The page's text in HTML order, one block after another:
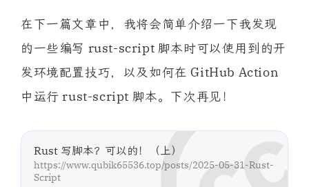
在下一篇文章中，我将会简单介绍一下我发现
的一些编写 rust-script 脚本时可以使用到的开
发环境配置技巧，以及如何在 GitHub Action
中运行 rust-script 脚本。下次再见！
Rust 写脚本？可以的！（上）
https://www.qubik65536.top/posts/2025-05-31-Rust-
Script